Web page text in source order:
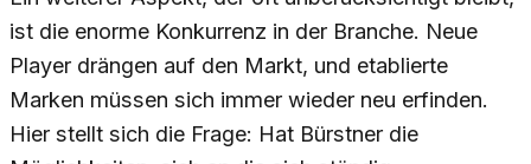
ist die enorme Konkurrenz in der Branche. Neue
Player drängen auf den Markt, und etablierte
Marken müssen sich immer wieder neu erfinden.
Hier stellt sich die Frage: Hat Bürstner die